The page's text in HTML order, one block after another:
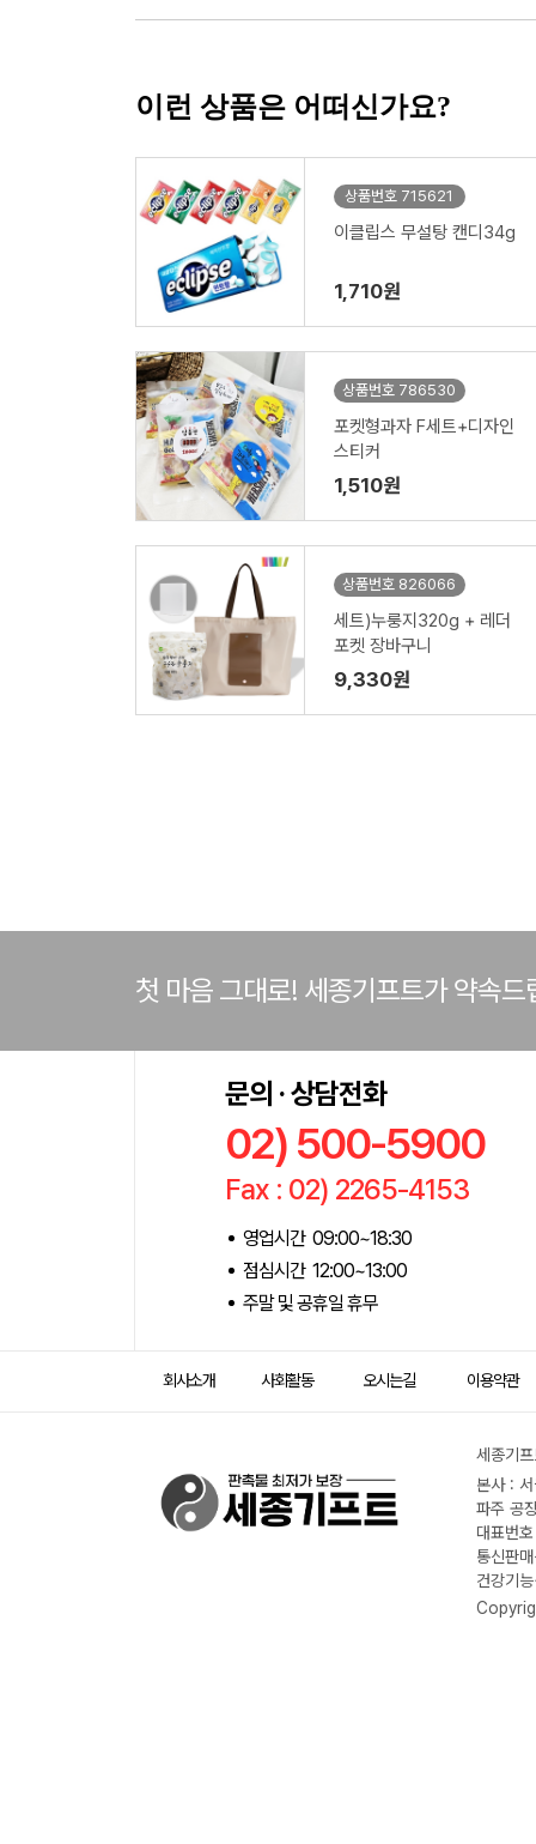
이런 상품은 어떠신가요?
상품번호 715621
이클립스 무설탕 캔디34g
1,710원
상품번호 786530
포켓형과자 F세트+디자인
스티커
1,510원
상품번호 826066
세트)누룽지320g + 레더
포켓 장바구니
9,330원
첫 마음 그대로! 세종기프트가 약속드
문의 · 상담전화
02) 500-5900
Fax : 02) 2265-4153
영업시간 09:00~18:30
점심시간 12:00~13:00
주말 및 공휴일 휴무
회사소개 사회활동 오시는길 이용약관
세종기
본사 :
파주 공
대표번
통신판
건강기